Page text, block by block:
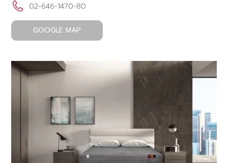
02-646-1470-80
GOOGLE MAP